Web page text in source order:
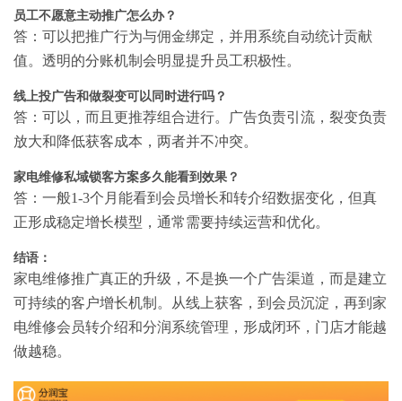
员工不愿意主动推广怎么办？
答：可以把推广行为与佣金绑定，并用系统自动统计贡献
值。透明的分账机制会明显提升员工积极性。
线上投广告和做裂变可以同时进行吗？
答：可以，而且更推荐组合进行。广告负责引流，裂变负责
放大和降低获客成本，两者并不冲突。
家电维修私域锁客方案多久能看到效果？
答：一般1-3个月能看到会员增长和转介绍数据变化，但真
正形成稳定增长模型，通常需要持续运营和优化。
结语：
家电维修推广真正的升级，不是换一个广告渠道，而是建立
可持续的客户增长机制。从线上获客，到会员沉淀，再到家
电维修会员转介绍和分润系统管理，形成闭环，门店才能越
做越稳。